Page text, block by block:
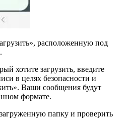
расположенную под
хотите загрузить, введите
в целях безопасности и
Ваши сообщения будут
формате.
папку и проверить